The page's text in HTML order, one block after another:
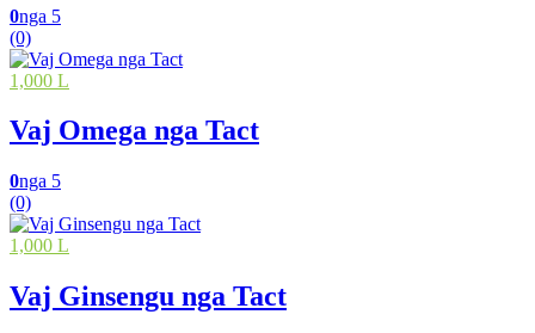
0nga 5
(0)
1,000 L
Vaj Omega nga Tact
0nga 5
(0)
1,000 L
Vaj Ginsengu nga Tact